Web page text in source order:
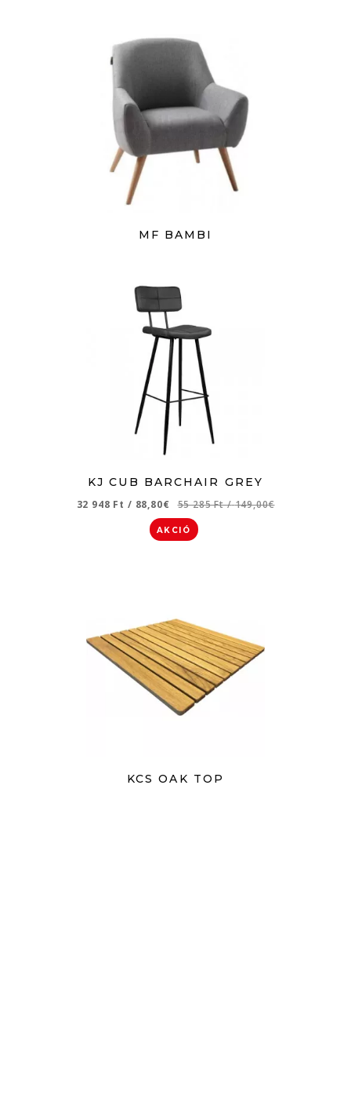
MF BAMBI
KJ CUB BARCHAIR GREY
32 948 Ft / 88,80€ 55 285 Ft/ 149,00€
AKCIÓ
KCS OAK TOP